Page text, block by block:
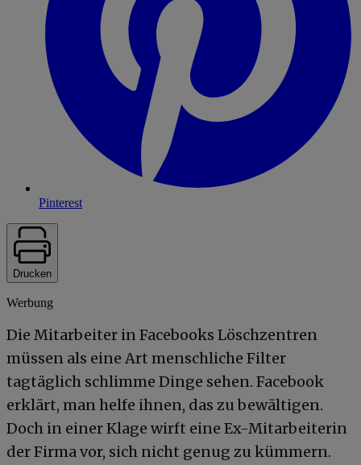
Pinterest
Drucken
Werbung
Die Mitarbeiter in Facebooks Löschzentren
müssen als eine Art menschliche Filter
tagtäglich schlimme Dinge sehen. Facebook
erklärt, man helfe ihnen, das zu bewältigen.
Doch in einer Klage wirft eine Ex-Mitarbeiterin
der Firma vor, sich nicht genug zu kümmern.